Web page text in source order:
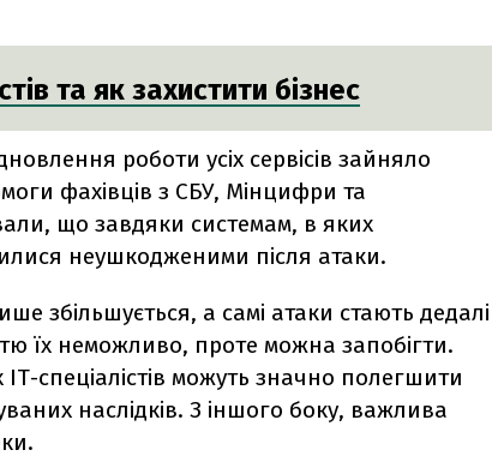
та як захистити бізнес
роботи усіх сервісів зайняло
фахівців з СБУ, Мінцифри та
що завдяки системам, в яких
неушкодженими після атаки.
збільшується, а самі атаки стають дедалі
їх неможливо, проте можна запобігти.
ІТ-спеціалістів можуть значно полегшити
наслідків. З іншого боку, важлива